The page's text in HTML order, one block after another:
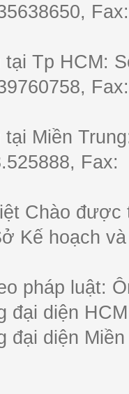
tại Tp HCM:
Miền
Chào được
Kế hoạch
pháp luật:
đại diện
đại diện